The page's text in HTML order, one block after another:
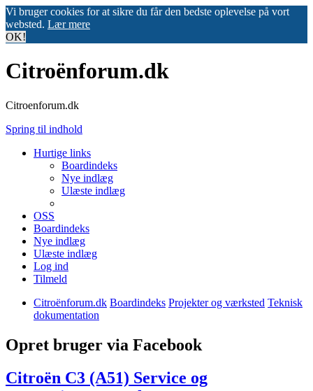
Vi bruger cookies for at sikre du får den bedste oplevelse på vort
websted. Lær mere
OK!
Citroënforum.dk
Citroenforum.dk
Spring til indhold
Hurtige links
Boardindeks
Nye indlæg
Ulæste indlæg
OSS
Boardindeks
Nye indlæg
Ulæste indlæg
Log ind
Tilmeld
Citroënforum.dk Boardindeks Projekter og værksted Teknisk
dokumentation
Opret bruger via Facebook
Citroën C3 (A51) Service og